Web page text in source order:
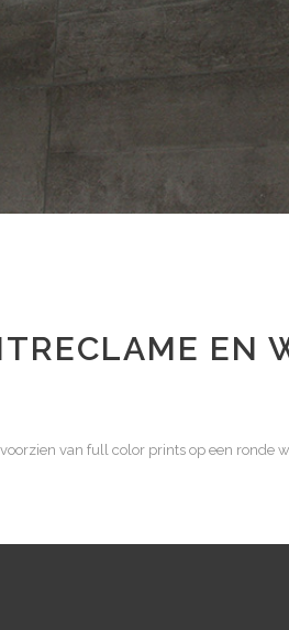
EN
van full color prints op een